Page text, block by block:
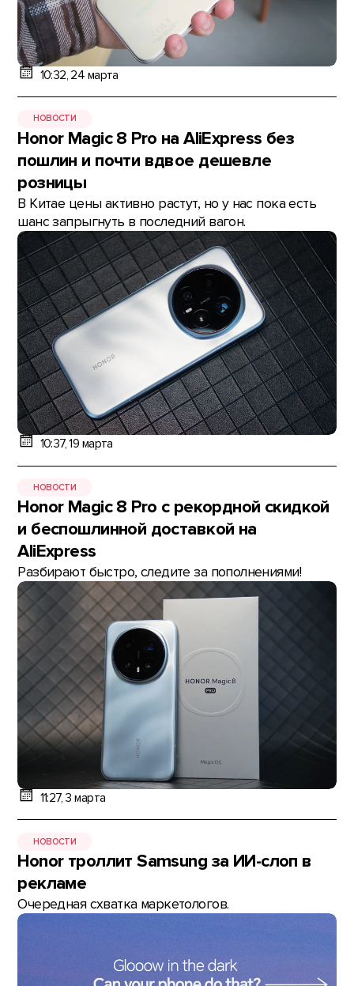
10:32, 24 марта
НОВОСТИ
Honor Magic 8 Pro на AliExpress без
пошлин и почти вдвое дешевле
розницы
В Китае цены активно растут, но у нас пока есть
шанс запрыгнуть в последний вагон.
10:37, 19 марта
НОВОСТИ
Honor Magic 8 Pro с рекордной скидкой
и беспошлинной доставкой на
AliExpress
Разбирают быстро, следите за пополнениями!
11:27, 3 марта
НОВОСТИ
Honor троллит Samsung за ИИ-слоп в
рекламе
Очередная схватка маркетологов.